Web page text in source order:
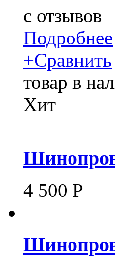
c отзывов
Подробнее
+Сравнить
товар в
Хит
4 500 Р